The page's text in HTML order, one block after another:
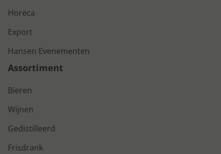
Horeca
Export
Hansen Evenementen
Assortiment
Bieren
Wijnen
Gedistilleerd
Frisdrank